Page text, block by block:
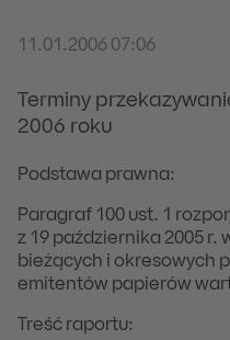
11.01.2006 07:06
Terminy
2006 roku
Podstawa prawna:
Paragraf 100 ust. 1
z 19 października 2005 r.
bieżących i okresowych
emitentów papierów
Treść raportu: